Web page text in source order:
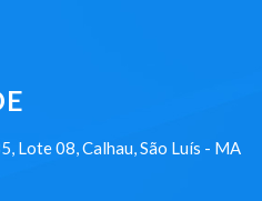
Lote 08, Calhau, São Luís - MA